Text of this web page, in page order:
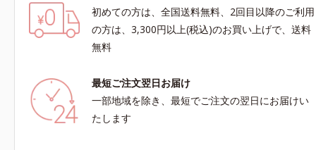
初めての方は、全国送料無料、2回目以降のご利用
の方は、3,300円以上(税込)のお買い上げで、送料
無料
最短ご注文翌日お届け
一部地域を除き、最短でご注文の翌日にお届けい
たします